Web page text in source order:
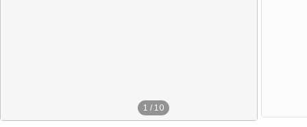
1 / 10